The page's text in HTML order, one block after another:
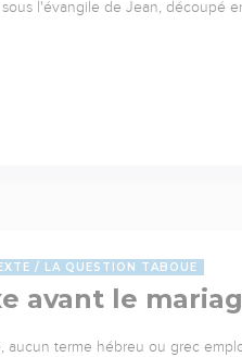
l'évangile de Jean, découpé
LA QUESTION TABOUE
avant le
aucun terme hébreu ou grec